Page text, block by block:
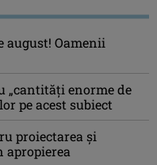
august! Oamenii
„cantităţi enorme de
pe acest subiect
proiectarea şi
apropierea